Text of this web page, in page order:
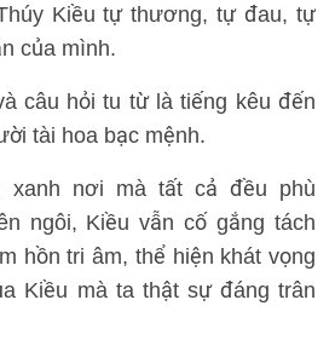
Kiều tự thương, tự đau, tự
của mình.
câu hỏi tu từ là tiếng kêu đến
tài hoa bạc mệnh.
xanh nơi mà tất cả đều phù
ngôi, Kiều vẫn cố gắng tách
hồn tri âm, thể hiện khát vọng
Kiều mà ta thật sự đáng trân